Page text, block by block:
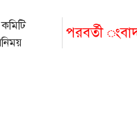
পরবর্তী